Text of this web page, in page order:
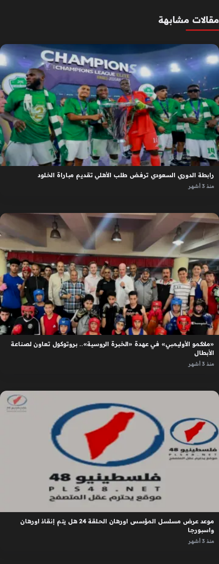
مقالات مشابهة
رابطة الدوري السعودي ترفض طلب الأهلي تقديم مباراة الخلود
منذ 3 أشهر
«ملاكمو الأوليمبي» في عهدة «الخبرة الروسية».. بروتوكول تعاون لصناعة
الأبطال
منذ 3 أشهر
موعد عرض مسلسل المؤسس اورهان الحلقة 24 هل يتم إنقاذ اورهان
واسبورجا
منذ 3 أشهر